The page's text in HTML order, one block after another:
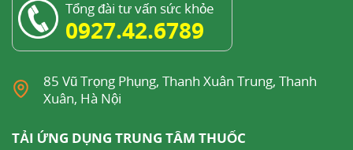
Tổng đài tư vấn sức khỏe
0927.42.6789
85 Vũ Trọng Phụng, Thanh Xuân Trung, Thanh
Xuân, Hà Nội
TẢI ỨNG DỤNG TRUNG TÂM THUỐC